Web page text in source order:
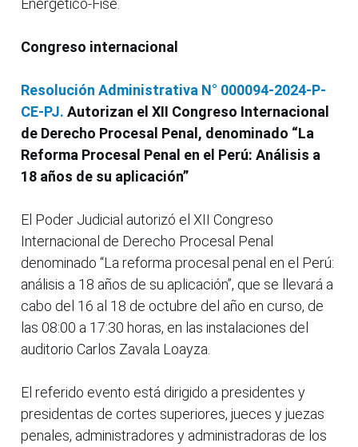
Energético-Fise.
Congreso internacional
Resolución Administrativa N° 000094-2024-P-
CE-PJ. Autorizan el XII Congreso Internacional
de Derecho Procesal Penal, denominado “La
Reforma Procesal Penal en el Perú: Análisis a
18 años de su aplicación”
El Poder Judicial autorizó el XII Congreso
Internacional de Derecho Procesal Penal
denominado “La reforma procesal penal en el Perú:
análisis a 18 años de su aplicación”, que se llevará a
cabo del 16 al 18 de octubre del año en curso, de
las 08:00 a 17:30 horas, en las instalaciones del
auditorio Carlos Zavala Loayza.
El referido evento está dirigido a presidentes y
presidentas de cortes superiores, jueces y juezas
penales, administradores y administradoras de los